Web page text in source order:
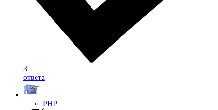
3
ответа
PHP